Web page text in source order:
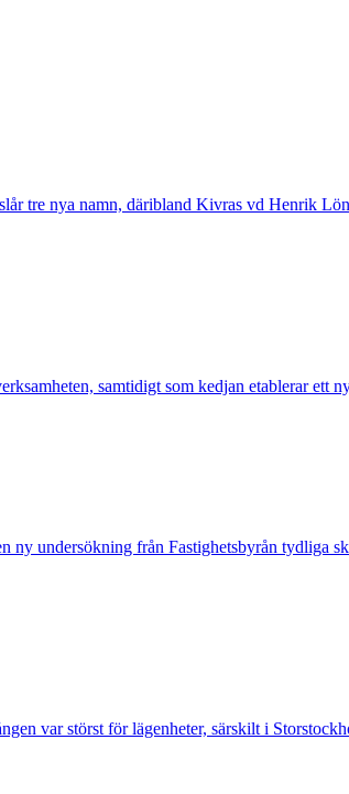
tre nya namn, däribland Kivras vd Henrik
samtidigt som kedjan etablerar ett
ny undersökning från Fastighetsbyrån tydliga
var störst för lägenheter, särskilt i